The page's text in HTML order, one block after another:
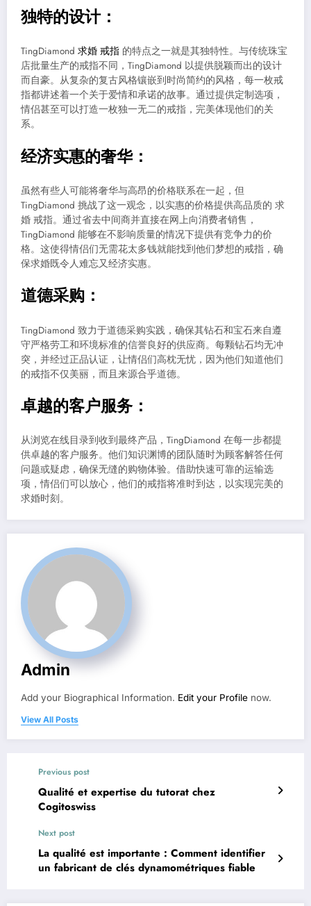
独特的设计：
TingDiamond 求婚 戒指 的特点之一就是其独特性。与传统珠宝
店批量生产的戒指不同，TingDiamond 以提供脱颖而出的设计
而自豪。从复杂的复古风格镶嵌到时尚简约的风格，每一枚戒
指都讲述着一个关于爱情和承诺的故事。通过提供定制选项，
情侣甚至可以打造一枚独一无二的戒指，完美体现他们的关
系。
经济实惠的奢华：
虽然有些人可能将奢华与高昂的价格联系在一起，但
TingDiamond 挑战了这一观念，以实惠的价格提供高品质的 求
婚 戒指。通过省去中间商并直接在网上向消费者销售，
TingDiamond 能够在不影响质量的情况下提供有竞争力的价
格。这使得情侣们无需花太多钱就能找到他们梦想的戒指，确
保求婚既令人难忘又经济实惠。
道德采购：
TingDiamond 致力于道德采购实践，确保其钻石和宝石来自遵
守严格劳工和环境标准的信誉良好的供应商。每颗钻石均无冲
突，并经过正品认证，让情侣们高枕无忧，因为他们知道他们
的戒指不仅美丽，而且来源合乎道德。
卓越的客户服务：
从浏览在线目录到收到最终产品，TingDiamond 在每一步都提
供卓越的客户服务。他们知识渊博的团队随时为顾客解答任何
问题或疑虑，确保无缝的购物体验。借助快速可靠的运输选
项，情侣们可以放心，他们的戒指将准时到达，以实现完美的
求婚时刻。
Admin
Add your Biographical Information. Edit your Profile now.
View All Posts
Previous post
Qualité et expertise du tutorat chez
Cogitoswiss
Next post
La qualité est importante : Comment identifier
un fabricant de clés dynamométriques fiable